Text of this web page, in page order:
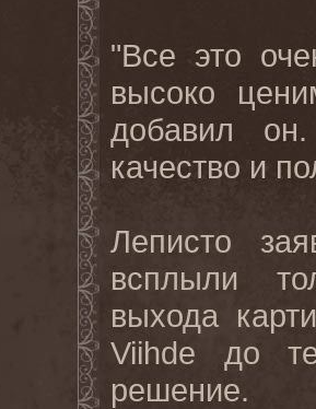
"Все это
высоко
добавил
качество и
Леписто
всплыли
выхода
Viihde
до
решение.